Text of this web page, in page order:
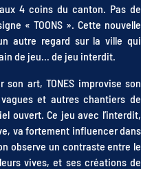
4 coins du canton. Pas de
« TOONS ». Cette nouvelle
autre regard sur la ville qui
de jeu… de jeu interdit.
son art, TONES improvise son
et autres chantiers de
ouvert. Ce jeu avec l’interdit,
va fortement influencer dans
observe un contraste entre le
vives, et ses créations de